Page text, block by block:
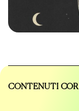
CONTENUTI